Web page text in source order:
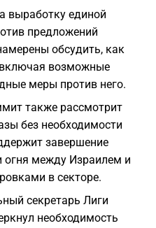
выработку единой
предложений
обсудить, как
возможные
меры против него.
также рассмотрит
без необходимости
завершение
огня между Израилем и
в секторе.
секретарь Лиги
необходимость